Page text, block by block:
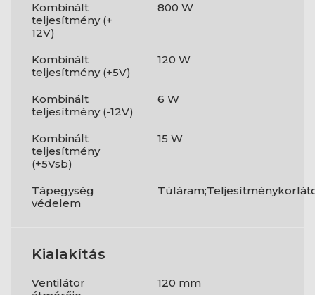
Kombinált
teljesítmény (+
12V)
800 W
Kombinált
teljesítmény (+5V)
120 W
Kombinált
teljesítmény (-12V)
6 W
Kombinált
teljesítmény
(+5Vsb)
15 W
Tápegység
védelem
Kialakítás
Ventilátor
120 mm